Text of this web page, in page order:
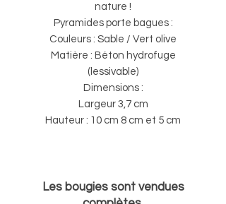
nature !
Pyramides porte bagues :
Couleurs : Sable / Vert olive
Matière : Béton hydrofuge
(lessivable)
Dimensions :
Largeur 3,7 cm
Hauteur : 10 cm 8 cm et 5 cm
Les bougies sont vendues